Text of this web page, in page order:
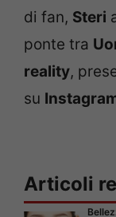
di fan, Steri
ponte tra
reality,
su
Articoli